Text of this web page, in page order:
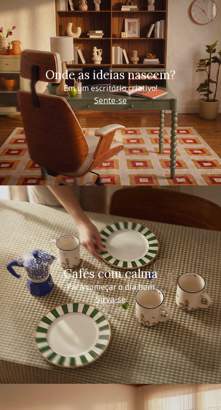
Onde as ideias nascem?
Em um escritório criativo!
Sente-se
Cafés com calma
Para começar o dia bem
Sirva-se